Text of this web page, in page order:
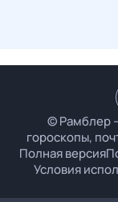
© Рамблер
гороскопы,
Полная версия
Условия